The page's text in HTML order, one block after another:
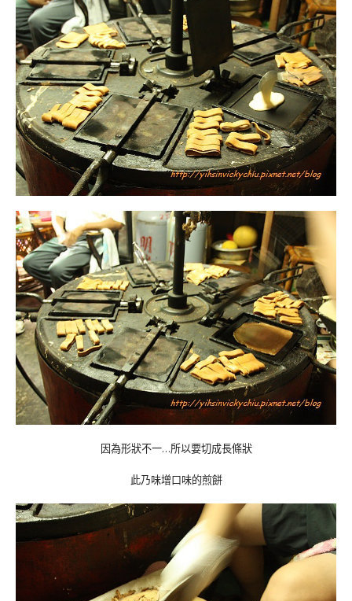
因為形狀不一…所以要切成長條狀
此乃味增口味的煎餅